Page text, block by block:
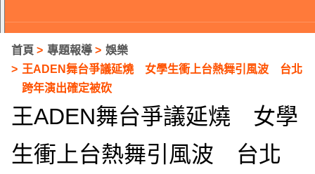
首頁 專題報導
娛樂
王ADEN舞台爭議延燒 女學生衝上台熱舞引風波 台北
跨年演出確定被砍
王ADEN舞台爭議延燒 女學
生衝上台熱舞引風波 台北